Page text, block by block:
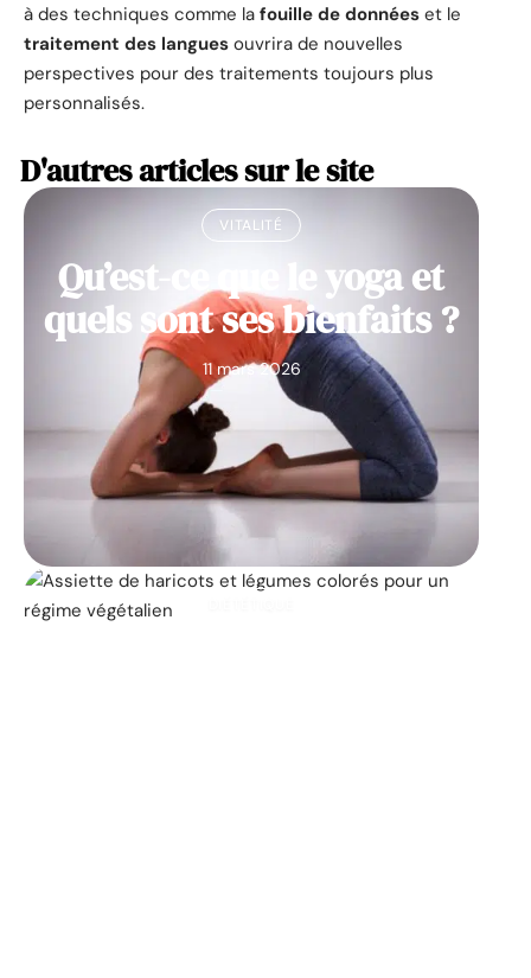
à des techniques comme la fouille de données et le
traitement des langues ouvrira de nouvelles
perspectives pour des traitements toujours plus
personnalisés.
D'autres articles sur le site
VITALITÉ
Qu’est-ce que le yoga et
quels sont ses bienfaits ?
11 mars 2026